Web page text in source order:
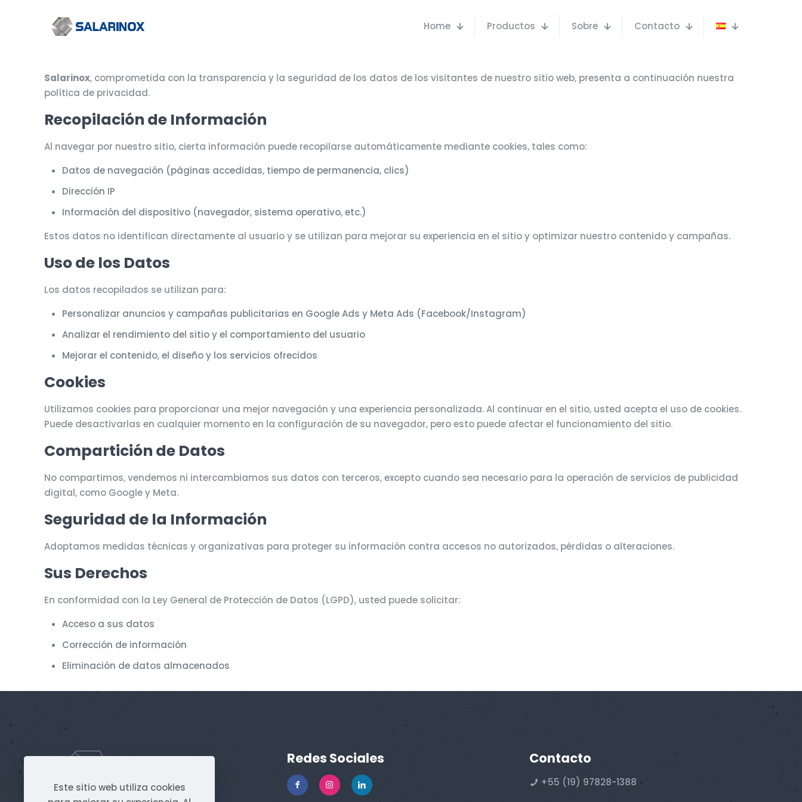
Home Productos Sobre Contacto
Salarinox, comprometida con la transparencia y la seguridad de los datos de los visitantes de nuestro sitio web, presenta a continuación nuestra
política de privacidad.
Recopilación de Información
Al navegar por nuestro sitio, cierta información puede recopilarse automáticamente mediante cookies, tales como:
Datos de navegación (páginas accedidas, tiempo de permanencia, clics)
Dirección IP
Información del dispositivo (navegador, sistema operativo, etc.)
Estos datos no identifican directamente al usuario y se utilizan para mejorar su experiencia en el sitio y optimizar nuestro contenido y campañas.
Uso de los Datos
Los datos recopilados se utilizan para:
Personalizar anuncios y campañas publicitarias en Google Ads y Meta Ads (Facebook/Instagram)
Analizar el rendimiento del sitio y el comportamiento del usuario
Mejorar el contenido, el diseño y los servicios ofrecidos
Cookies
Utilizamos cookies para proporcionar una mejor navegación y una experiencia personalizada. Al continuar en el sitio, usted acepta el uso de cookies.
Puede desactivarlas en cualquier momento en la configuración de su navegador, pero esto puede afectar el funcionamiento del sitio.
Compartición de Datos
No compartimos, vendemos ni intercambiamos sus datos con terceros, excepto cuando sea necesario para la operación de servicios de publicidad
digital, como Google y Meta.
Seguridad de la Información
Adoptamos medidas técnicas y organizativas para proteger su información contra accesos no autorizados, pérdidas o alteraciones.
Sus Derechos
En conformidad con la Ley General de Protección de Datos (LGPD), usted puede solicitar:
Acceso a sus datos
Corrección de información
Eliminación de datos almacenados
Redes Sociales Contacto
+55 (19) 97828-1388
Este sitio web utiliza cookies